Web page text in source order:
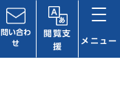
問い合わ
せ
閲覧支
援
メニュー